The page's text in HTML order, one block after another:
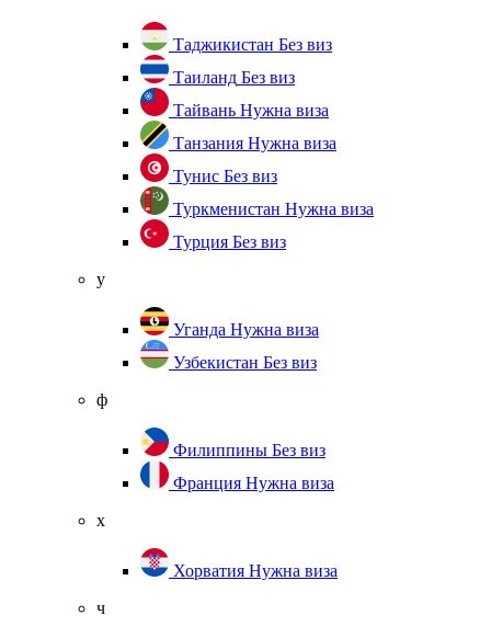
Таджикистан Без виз
Таиланд Без виз
Тайвань Нужна виза
Танзания Нужна виза
Тунис Без виз
Туркменистан Нужна виза
Турция Без виз
у
Уганда Нужна виза
Узбекистан Без виз
ф
Филиппины Без виз
Франция Нужна виза
х
Хорватия Нужна виза
ч